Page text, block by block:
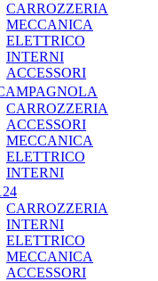
CARROZZERIA
MECCANICA
ELETTRICO
INTERNI
ACCESSORI
CARROZZERIA
ACCESSORI
MECCANICA
ELETTRICO
INTERNI
CARROZZERIA
INTERNI
ELETTRICO
MECCANICA
ACCESSORI